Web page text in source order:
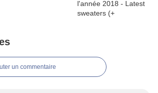
un commentaire